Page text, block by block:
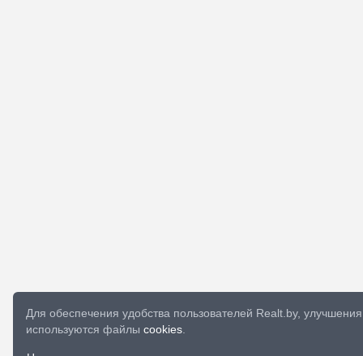
Для обеспечения удобства пользователей Realt.by,
используются файлы cookies